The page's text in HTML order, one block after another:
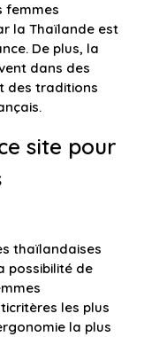
femmes
la Thaïlande est
De plus, la
dans des
des traditions
site pour
thaïlandaises
possibilité de
les plus
la plus